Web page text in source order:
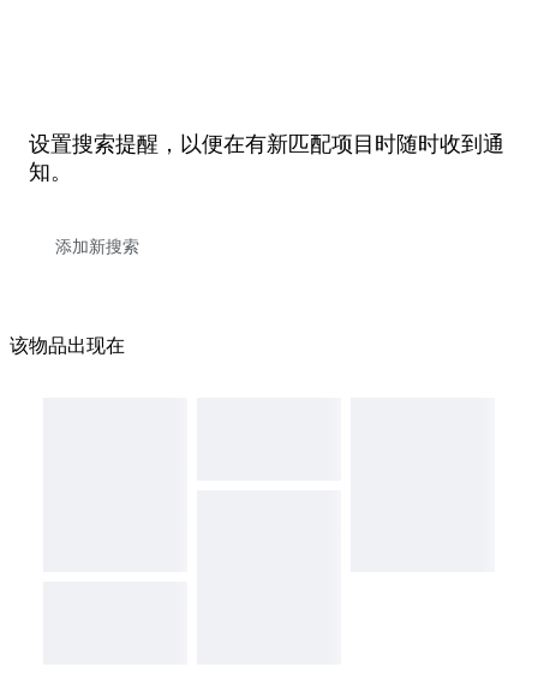
设置搜索提醒，以便在有新匹配项目时随时收到通
知。
该物品出现在